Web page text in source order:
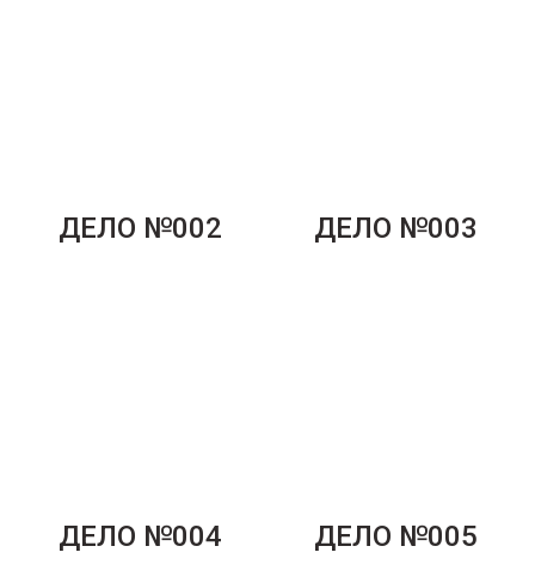
ДЕЛО №002 ДЕЛО №003
ДЕЛО №004 ДЕЛО №005